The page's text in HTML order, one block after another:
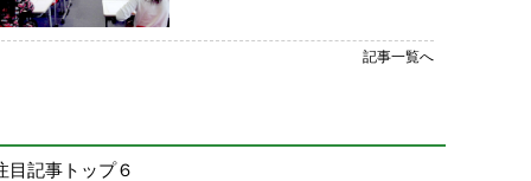
記事一覧へ
目記事トップ６